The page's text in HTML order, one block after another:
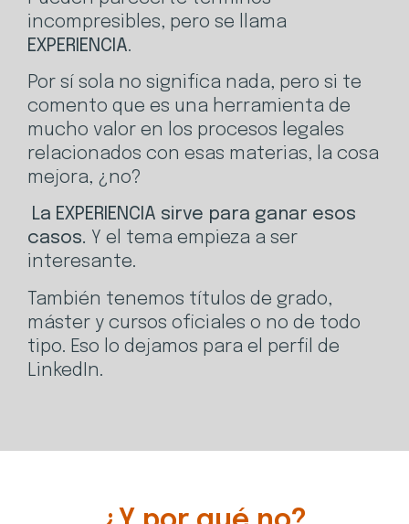
incompresibles, pero se llama
EXPERIENCIA.
Por sí sola no significa nada, pero si te
comento que es una herramienta de
mucho valor en los procesos legales
relacionados con esas materias, la cosa
mejora, ¿no?
La EXPERIENCIA sirve para ganar esos
casos. Y el tema empieza a ser
interesante.
También tenemos títulos de grado,
máster y cursos oficiales o no de todo
tipo. Eso lo dejamos para el perfil de
LinkedIn.